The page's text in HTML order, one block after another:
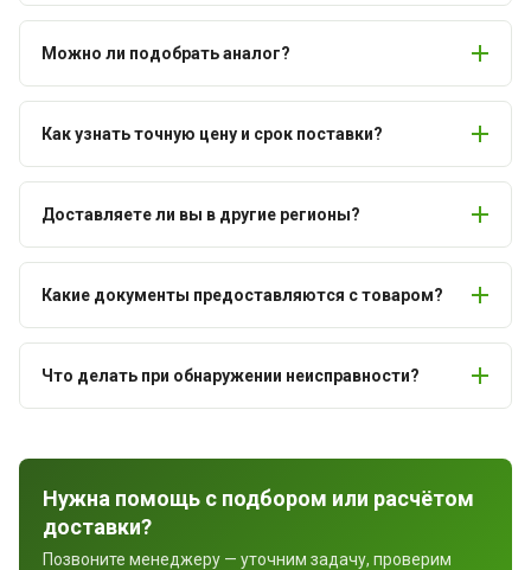
Можно ли подобрать аналог?
Как узнать точную цену и срок поставки?
Доставляете ли вы в другие регионы?
Какие документы предоставляются с товаром?
Что делать при обнаружении неисправности?
Нужна помощь с подбором или расчётом
доставки?
Позвоните менеджеру — уточним задачу, проверим